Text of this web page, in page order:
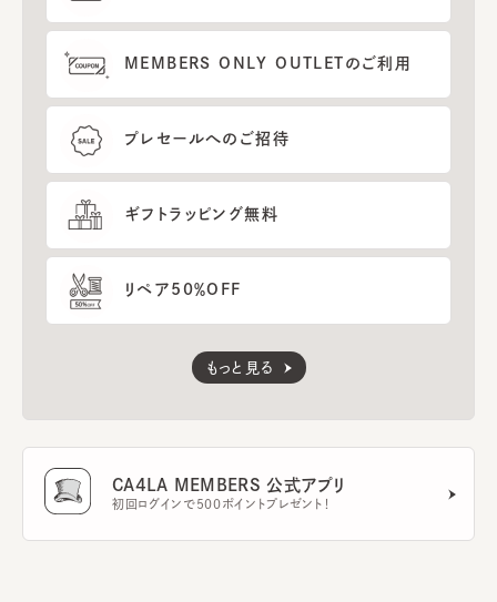
MEMBERS ONLY OUTLETのご利用
プレセールへのご招待
ギフトラッピング無料
リペア50％OFF
もっと見る
CA4LA MEMBERS 公式アプリ
初回ログインで500ポイントプレゼント！